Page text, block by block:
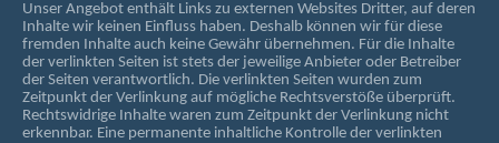
Unser Angebot enthält Links zu externen Websites Dritter, auf deren
Inhalte wir keinen Einfluss haben. Deshalb können wir für diese
fremden Inhalte auch keine Gewähr übernehmen. Für die Inhalte
der verlinkten Seiten ist stets der jeweilige Anbieter oder Betreiber
der Seiten verantwortlich. Die verlinkten Seiten wurden zum
Zeitpunkt der Verlinkung auf mögliche Rechtsverstöße überprüft.
Rechtswidrige Inhalte waren zum Zeitpunkt der Verlinkung nicht
erkennbar. Eine permanente inhaltliche Kontrolle der verlinkten